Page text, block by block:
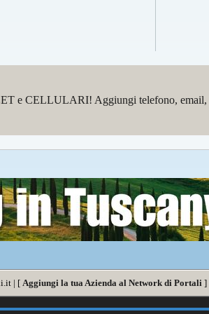
e CELLULARI! Aggiungi telefono, email,
| [ Aggiungi la tua Azienda al Network di Portali ]